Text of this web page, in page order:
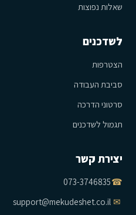
שאלות נפוצות
לשדכנים
הצטרפות
סביבת העבודה
סרטוני הדרכה
תגמול לשדכנים
יצירת קשר
☎
073-3746835
✉
support@mekudeshet.co.il